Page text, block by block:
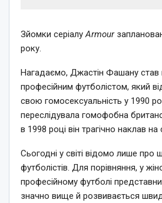
Зйомки серіалуArmour
року.
Нагадаємо, Джастін Фашану
професійним футболістом, який
свою гомосексуальність у 1990
переслідувала гомофобна
в 1998 році він трагічно наклав на
Сьогодні у світі відомо лише про
футболістів. Для порівняння, у
професійному футболі
значно вище й розвивається